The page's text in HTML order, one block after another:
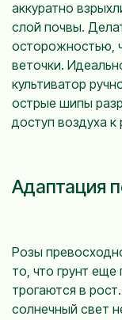
аккуратно
слой почвы.
осторожностью,
веточки.
культиватор
острые шипы
доступ воздуха к
Адаптация
Розы
то, что грунт
трогаются в
солнечный свет